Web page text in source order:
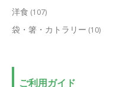
洋食 (107)
袋・箸・カトラリー (10)
ご利用ガイド